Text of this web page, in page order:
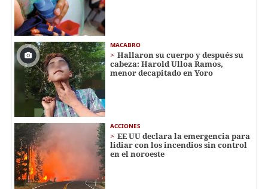
MACABRO
Hallaron su cuerpo y después su
cabeza: Harold Ulloa Ramos,
menor decapitado en Yoro
ACCIONES
EE UU declara la emergencia para
lidiar con los incendios sin control
en el noroeste